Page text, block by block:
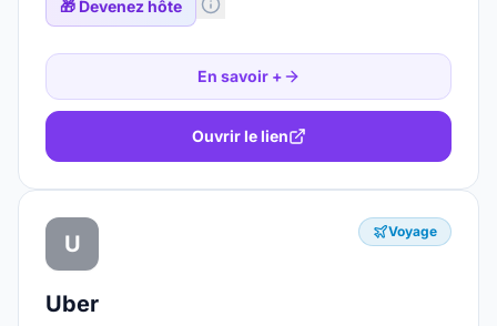
🎁 Devenez hôte
En savoir +
Ouvrir le lien
U Voyage
Uber